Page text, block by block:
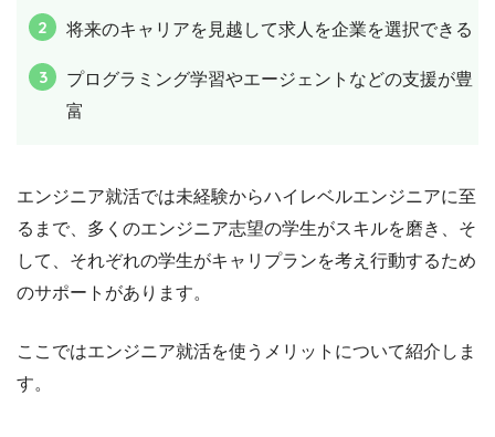
将来のキャリアを見越して求人を企業を選択できる
プログラミング学習やエージェントなどの支援が豊
富
エンジニア就活では未経験からハイレベルエンジニアに至
るまで、多くのエンジニア志望の学生がスキルを磨き、そ
して、それぞれの学生がキャリプランを考え行動するため
のサポートがあります。
ここではエンジニア就活を使うメリットについて紹介しま
す。